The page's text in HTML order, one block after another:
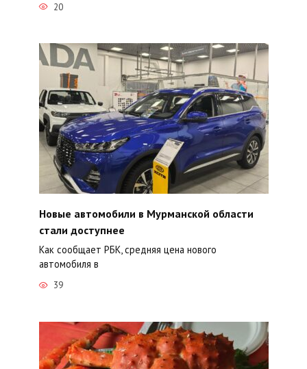
20
Новые автомобили в Мурманской области
стали доступнее
Как сообщает РБК, средняя цена нового
автомобиля в
39